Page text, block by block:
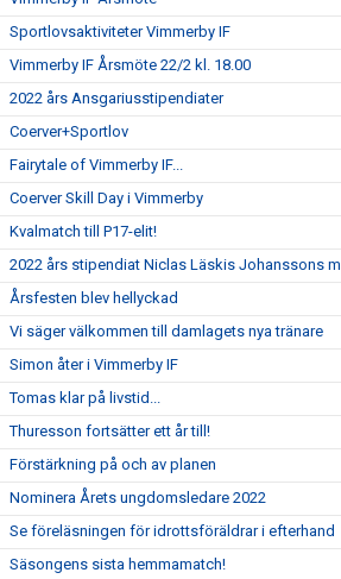
Sportlovsaktiviteter Vimmerby IF
Vimmerby IF Årsmöte 22/2 kl. 18.00
2022 års Ansgariusstipendiater
Coerver+Sportlov
Fairytale of Vimmerby IF...
Coerver Skill Day i Vimmerby
Kvalmatch till P17-elit!
2022 års stipendiat Niclas Läskis Johanssons
Årsfesten blev hellyckad
Vi säger välkommen till damlagets nya tränare
Simon åter i Vimmerby IF
Tomas klar på livstid...
Thuresson fortsätter ett år till!
Förstärkning på och av planen
Nominera Årets ungdomsledare 2022
Se föreläsningen för idrottsföräldrar i efterhand
Säsongens sista hemmamatch!